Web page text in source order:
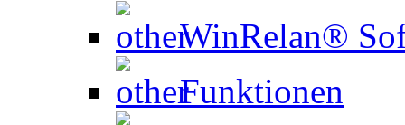
WinRelan®
Funktionen